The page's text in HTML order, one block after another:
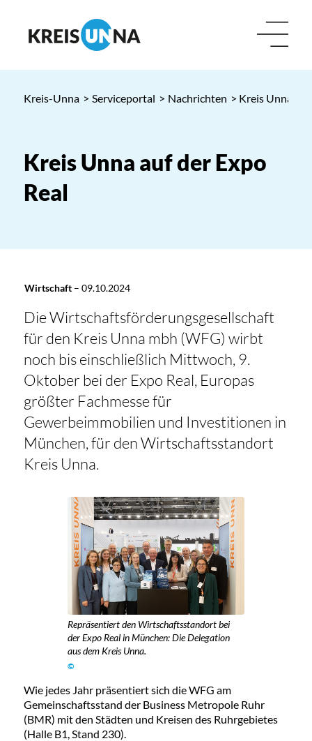
Kreis-Unna > Serviceportal > Nachrichten > Kreis Unna
Kreis Unna auf der Expo
Real
Wirtschaft– 09.10.2024
Die Wirtschaftsförderungsgesellschaft
für den Kreis Unna mbh (WFG) wirbt
noch bis einschließlich Mittwoch, 9.
Oktober bei der Expo Real, Europas
größter Fachmesse für
Gewerbeimmobilien und Investitionen in
München, für den Wirtschaftsstandort
Kreis Unna.
Repräsentiert den Wirtschaftsstandort bei
der Expo Real in München: Die Delegation
aus dem Kreis Unna.
©
Wie jedes Jahr präsentiert sich die WFG am
Gemeinschaftsstand der Business Metropole Ruhr
(BMR) mit den Städten und Kreisen des Ruhrgebietes
(Halle B1, Stand 230).